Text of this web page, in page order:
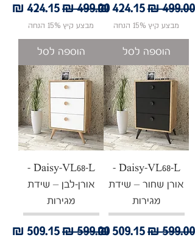
מחיר רגילמחיר מבצע
מבצע קיץ 15% הנחה
הוספה לסל
מחיר רגילמחיר
מבצע קיץ 15% הנחה
הוספה לסל
Daisy-VL68-L -
אורן שחור – שידת
מגירות
מחיר רגילמחיר מבצע
Daisy-VL68-L -
אורן-לבן – שידת
מגירות
מחיר רגילמחיר